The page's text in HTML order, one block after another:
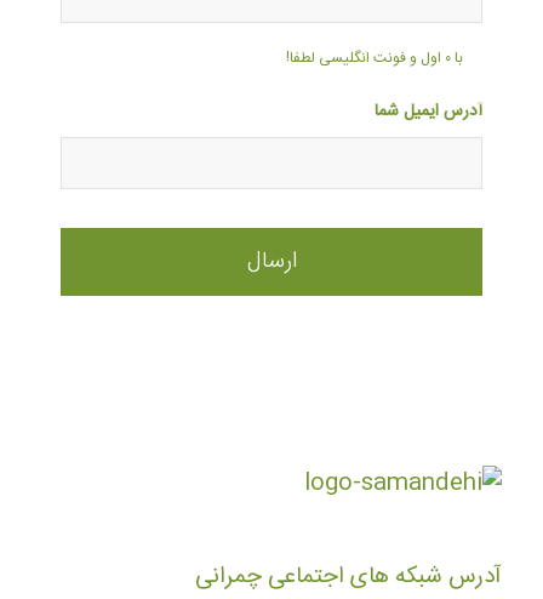
با ۰ اول و فونت انگلیسی لطفا!
آدرس ایمیل شما
آدرس شبکه های اجتماعی چمرانی